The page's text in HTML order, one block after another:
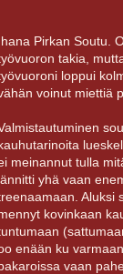
Pirkan Soutu.
takia,
loppui
voinut miettiä
meinannut tulla
yhä vaan
Aluksi
kovinkaan
enään ku
vaan